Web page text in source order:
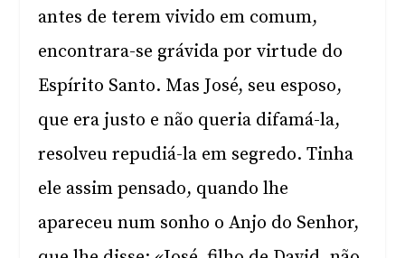
antes de terem vivido em comum,
encontrara-se grávida por virtude do
Espírito Santo. Mas José, seu esposo,
que era justo e não queria difamá-la,
resolveu repudiá-la em segredo. Tinha
ele assim pensado, quando lhe
apareceu num sonho o Anjo do Senhor,